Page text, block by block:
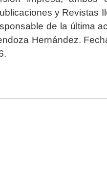
y Revistas
de la última
Hernández.